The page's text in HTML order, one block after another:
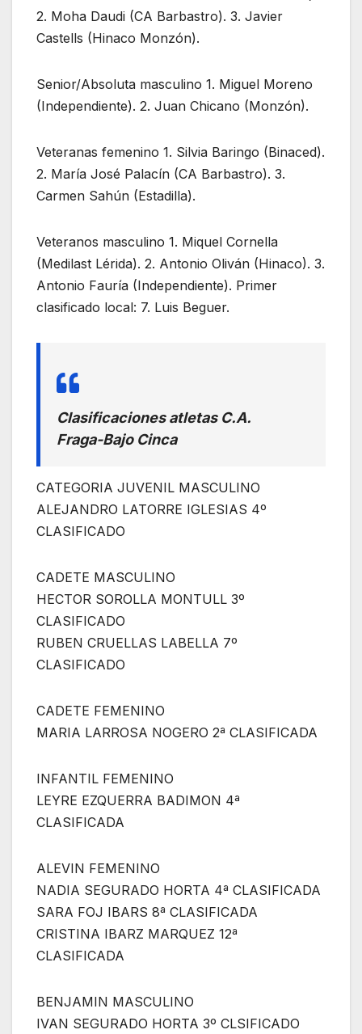
2. Moha Daudi (CA Barbastro). 3. Javier
Castells (Hinaco Monzón).
Senior/Absoluta masculino 1. Miguel Moreno
(Independiente). 2. Juan Chicano (Monzón).
Veteranas femenino 1. Silvia Baringo (Binaced).
2. María José Palacín (CA Barbastro). 3.
Carmen Sahún (Estadilla).
Veteranos masculino 1. Miquel Cornella
(Medilast Lérida). 2. Antonio Oliván (Hinaco). 3.
Antonio Fauría (Independiente). Primer
clasificado local: 7. Luis Beguer.
Clasificaciones atletas C.A.
Fraga-Bajo Cinca
CATEGORIA JUVENIL MASCULINO
ALEJANDRO LATORRE IGLESIAS 4º
CLASIFICADO
CADETE MASCULINO
HECTOR SOROLLA MONTULL 3º
CLASIFICADO
RUBEN CRUELLAS LABELLA 7º
CLASIFICADO
CADETE FEMENINO
MARIA LARROSA NOGERO 2ª CLASIFICADA
INFANTIL FEMENINO
LEYRE EZQUERRA BADIMON 4ª
CLASIFICADA
ALEVIN FEMENINO
NADIA SEGURADO HORTA 4ª CLASIFICADA
SARA FOJ IBARS 8ª CLASIFICADA
CRISTINA IBARZ MARQUEZ 12ª
CLASIFICADA
BENJAMIN MASCULINO
IVAN SEGURADO HORTA 3º CLSIFICADO